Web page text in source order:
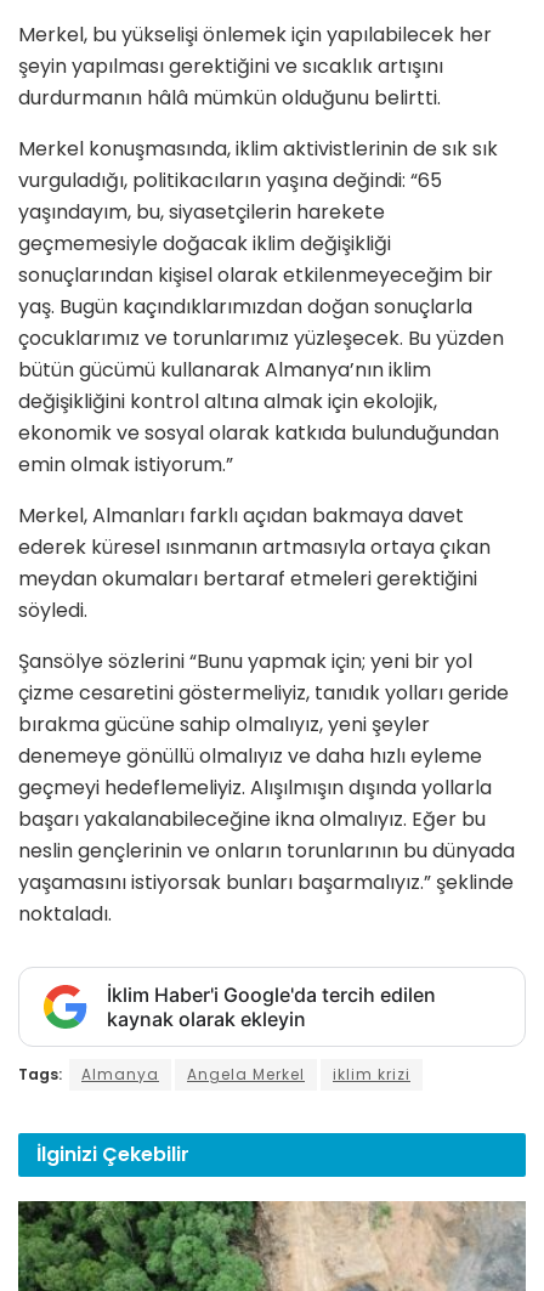
Merkel, bu yükselişi önlemek için yapılabilecek her
şeyin yapılması gerektiğini ve sıcaklık artışını
durdurmanın hâlâ mümkün olduğunu belirtti.
Merkel konuşmasında, iklim aktivistlerinin de sık sık
vurguladığı, politikacıların yaşına değindi: “65
yaşındayım, bu, siyasetçilerin harekete
geçmemesiyle doğacak iklim değişikliği
sonuçlarından kişisel olarak etkilenmeyeceğim bir
yaş. Bugün kaçındıklarımızdan doğan sonuçlarla
çocuklarımız ve torunlarımız yüzleşecek. Bu yüzden
bütün gücümü kullanarak Almanya’nın iklim
değişikliğini kontrol altına almak için ekolojik,
ekonomik ve sosyal olarak katkıda bulunduğundan
emin olmak istiyorum.”
Merkel, Almanları farklı açıdan bakmaya davet
ederek küresel ısınmanın artmasıyla ortaya çıkan
meydan okumaları bertaraf etmeleri gerektiğini
söyledi.
Şansölye sözlerini “Bunu yapmak için; yeni bir yol
çizme cesaretini göstermeliyiz, tanıdık yolları geride
bırakma gücüne sahip olmalıyız, yeni şeyler
denemeye gönüllü olmalıyız ve daha hızlı eyleme
geçmeyi hedeflemeliyiz. Alışılmışın dışında yollarla
başarı yakalanabileceğine ikna olmalıyız. Eğer bu
neslin gençlerinin ve onların torunlarının bu dünyada
yaşamasını istiyorsak bunları başarmalıyız.” şeklinde
noktaladı.
İklim Haber'i Google'da tercih edilen
kaynak olarak ekleyin
Tags: Almanya Angela Merkel iklim krizi
İlginizi Çekebilir